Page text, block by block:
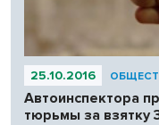
25.10.2016
Автоинспектора
тюрьмы за взятку